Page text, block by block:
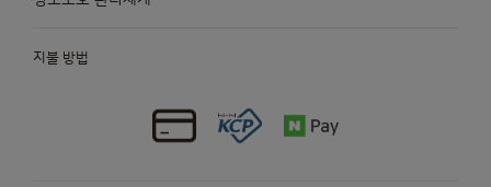
지불 방법